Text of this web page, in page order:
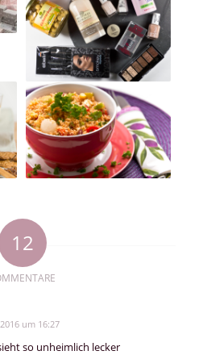
12
um 16:27
so unheimlich lecker